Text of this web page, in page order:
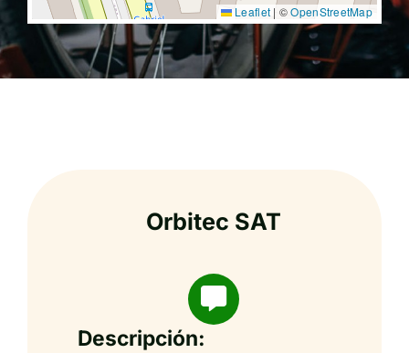
Leaflet | ©OpenStreetMap
Orbitec SAT
Descripción: